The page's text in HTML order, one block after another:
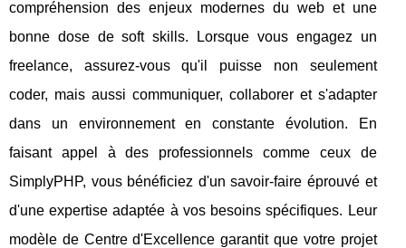
compréhension des enjeux modernes du web et une
bonne dose de soft skills. Lorsque vous engagez un
freelance, assurez-vous qu'il puisse non seulement
coder, mais aussi communiquer, collaborer et s'adapter
dans un environnement en constante évolution. En
faisant appel à des professionnels comme ceux de
SimplyPHP, vous bénéficiez d'un savoir-faire éprouvé et
d'une expertise adaptée à vos besoins spécifiques. Leur
modèle de Centre d'Excellence garantit que votre projet